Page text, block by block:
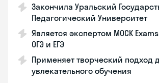
Закончила Уральский
Педагогический Университет
Является экспертом MOCK
ОГЭ и ЕГЭ
Применяет творческий подход
увлекательного обучения